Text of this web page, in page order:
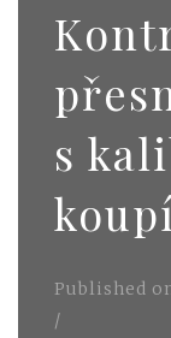
s
Published
/